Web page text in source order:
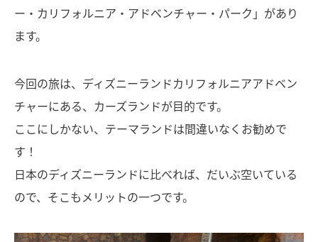
ー・カリフォルニア・アドベンチャー・パーク」があり
ます。
今回の旅は、ディズニーランドカリフォルニアアドベン
チャーにある、カーズランドが目的です。
ここにしかない、テーマランドは間違いなくお勧めで
す！
日本のディズニーランドに比べれば、だいぶ空いている
ので、そこもメリットの一つです。